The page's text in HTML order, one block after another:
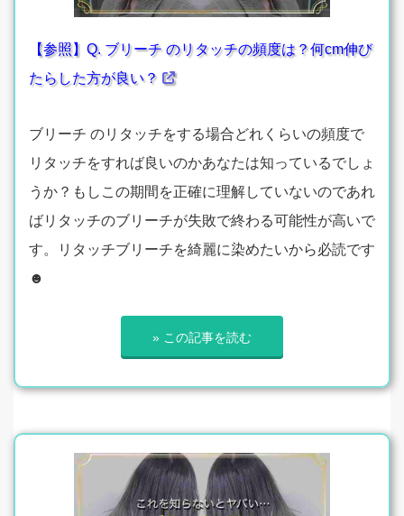
【参照】Q. ブリーチ のリタッチの頻度は？何cm伸び
たらした方が良い？
ブリーチ のリタッチをする場合どれくらいの頻度で
リタッチをすれば良いのかあなたは知っているでしょ
うか？もしこの期間を正確に理解していないのであれ
ばリタッチのブリーチが失敗で終わる可能性が高いで
す。リタッチブリーチを綺麗に染めたいから必読です
☻
» この記事を読む